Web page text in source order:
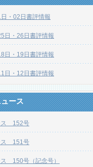
・02日書評情報
日・26日書評情報
日・19日書評情報
日・12日書評情報
ース
ス 152号
ス 151号
150号（記念号）